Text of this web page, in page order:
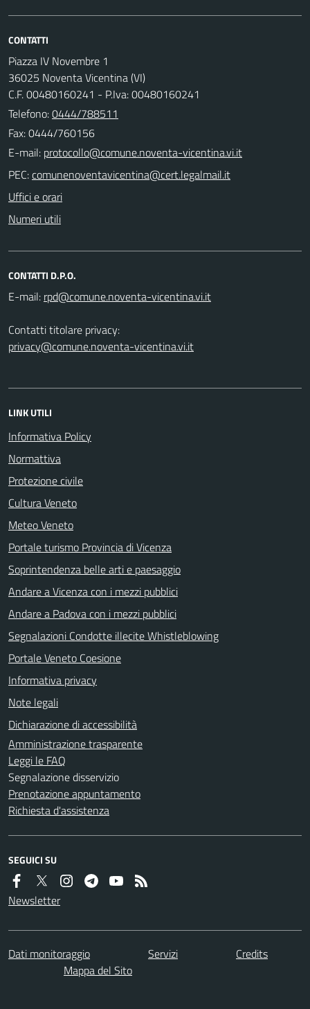
CONTATTI
Piazza IV Novembre 1
36025 Noventa Vicentina (VI)
C.F. 00480160241 - P.Iva: 00480160241
Telefono:0444/788511
Fax: 0444/760156
E-mail:
PEC:
Uffici e orari
Numeri utili
CONTATTI D.P.O.
E-mail:
Contatti titolare privacy:
privacy@comune.noventa-vicentina.vi.it
LINK UTILI
Informativa Policy
Normattiva
Protezione civile
Cultura Veneto
Meteo Veneto
Portale turismo Provincia di Vicenza
Soprintendenza belle arti e paesaggio
Andare a Vicenza con i mezzi pubblici
Andare a Padova con i mezzi pubblici
Segnalazioni Condotte illecite Whistleblowing
Portale Veneto Coesione
Informativa privacy
Note legali
Dichiarazione di accessibilità
Amministrazione trasparente
Leggi le FAQ
Segnalazione disservizio
Prenotazione appuntamento
Richiesta d'assistenza
SEGUICI SU
Newsletter
Dati monitoraggio Servizi
Credits
Mappa del Sito